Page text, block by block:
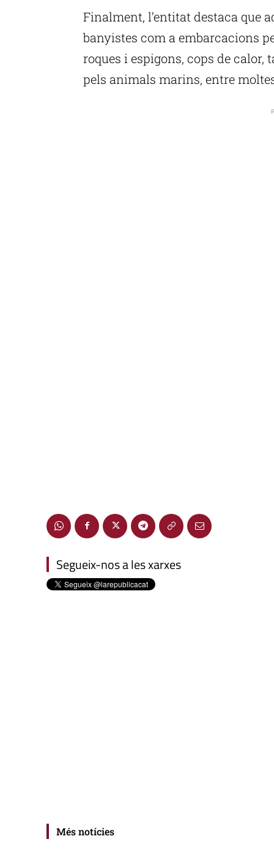
Finalment, l’entitat destaca que
banyistes com a embarcacions
roques i espigons, cops de
pels animals marins, entre
Segueix-nos a les xarxes
Més notícies